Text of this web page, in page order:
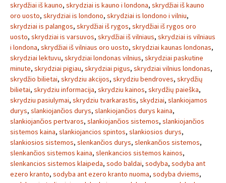
skrydžiai iš kauno, skrydziai is kauno i londona, skrydžiai iš kauno
oro uosto, skrydziai is londono, skrydziai is londono i vilniu,
skrydziai is palangos, skrydžiai iš rygos, skrydžiai iš rygos oro
uosto, skrydziai is varsuvos, skrydžiai iš vilniaus, skrydziai is vilniaus
i londona, skrydžiai iš vilniaus oro uosto, skrydziai kaunas londonas,
skrydziai lektuvu, skrydziai londonas vilnius, skrydziai paskutine
minute, skrydziai pigiau, skrydziai pigus, skrydziai vilnius londonas,
skrydžio bilietai, skrydziu akcijos, skrydziu bendroves, skrydžių
bilietai, skrydziu informacija, skrydziu kainos, skrydžių paieška,
skrydziu pasiulymai, skrydziu tvarkarastis, skydziai, slankiojamos
durys, slankiojančios durys, slankiojančios durys kaina,
slankiojančios pertvaros, slankiojančios sistemos, slankiojančios
sistemos kaina, slankiojancios spintos, slankiosios durys,
slankiosios sistemos, slenkančios durys, slenkančios sistemos,
slenkančios sistemos kaina, slenkancios sistemos kainos,
slenkancios sistemos klaipeda, sodo baldai, sodyba, sodyba ant
ezero kranto, sodyba ant ezero kranto nuoma, sodyba dviems,